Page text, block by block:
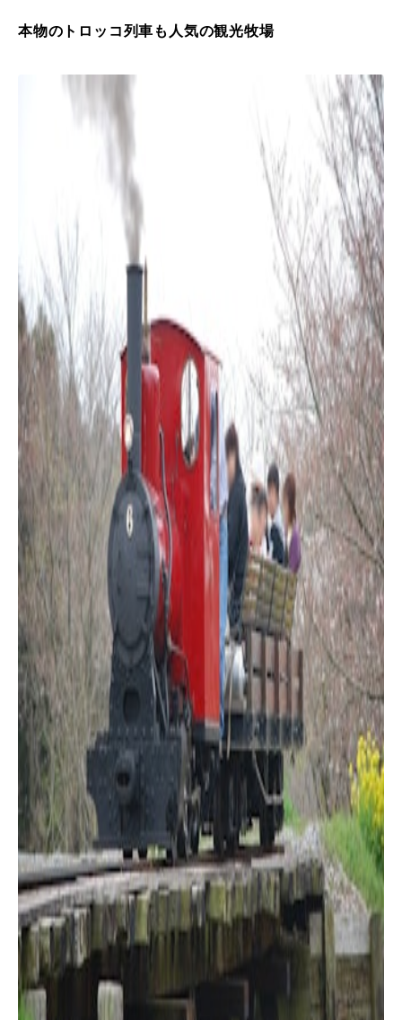
本物のトロッコ列車も人気の観光牧場